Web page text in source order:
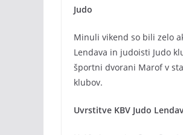
Judo
Minuli vikend so bili zelo
Lendava in judoisti Judo
športni dvorani Marof v
klubov.
Uvrstitve KBV Judo